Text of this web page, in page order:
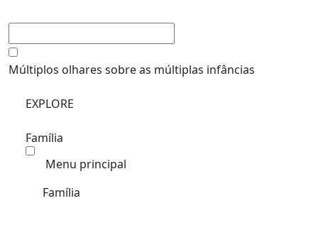
Múltiplos olhares sobre as múltiplas infâncias
EXPLORE
Família
Menu principal
Família